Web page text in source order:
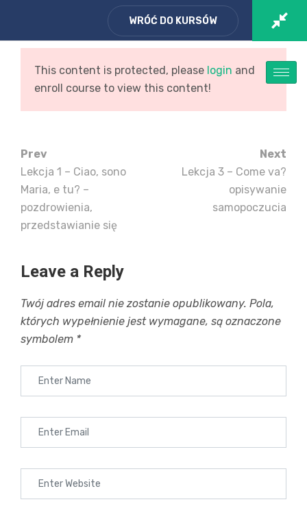
Zaloguj się / Zarejestruj Koszyk
CZAS NA WLOSKI – kurs
od podstaw – 22 lekcje
CZWARTEK
CZAS NA WLOSKI – Kurs Od Podstaw – 22
Lekcje CZWARTEK
WRÓĆ DO KURSÓW
This content is protected, please login and
enroll course to view this content!
Prev
Lekcja 1 – Ciao, sono
Maria, e tu? –
pozdrowienia,
przedstawianie się
Next
Lekcja 3 – Come va?
opisywanie
samopoczucia
Leave a Reply
Twój adres email nie zostanie opublikowany. Pola,
których wypełnienie jest wymagane, są oznaczone
symbolem *